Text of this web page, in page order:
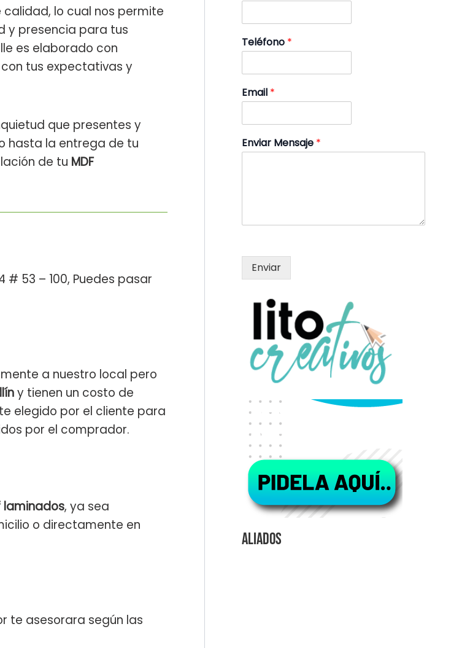
lo cual nos permite
y presencia para tus
es elaborado con
tus expectativas y
que presentes y
hasta la entrega de tu
de tu MDF
# 53 – 100, Puedes pasar
a nuestro local pero
y tienen un costo de
elegido por el cliente para
por el comprador.
laminados, ya sea
o directamente en
te asesorara según las
Teléfono *
Email *
Enviar Mensaje *
Enviar
Aliados